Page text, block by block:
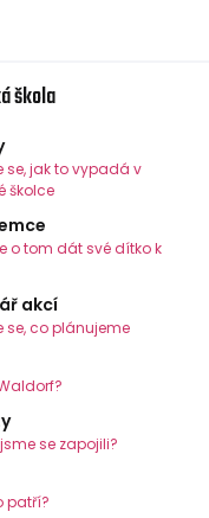
škola
se, jak to vypadá v
školce
o tom dát své dítko k
akcí
se, co plánujeme
se zapojili?
patří?